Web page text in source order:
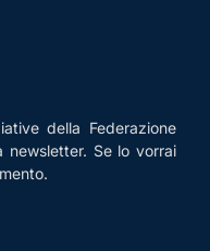
della Federazione
newsletter. Se lo vorrai